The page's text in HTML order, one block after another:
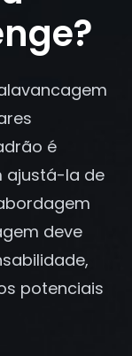
é
ajustá-la de
deve
potenciais